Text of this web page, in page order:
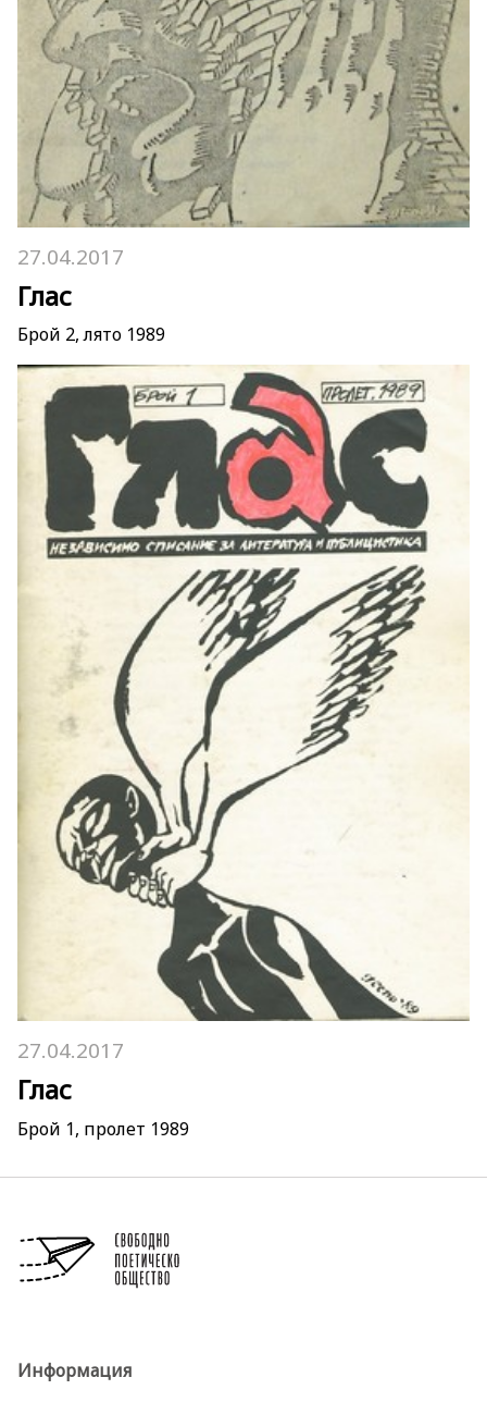
27.04.2017
Глас
Брой 2, лято 1989
27.04.2017
Глас
Брой 1, пролет 1989
Информация